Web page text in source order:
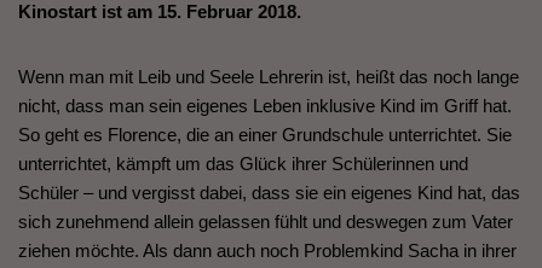
Kinostart ist am 15. Februar 2018.
Wenn man mit Leib und Seele Lehrerin ist, heißt das noch lange
nicht, dass man sein eigenes Leben inklusive Kind im Griff hat.
So geht es Florence, die an einer Grundschule unterrichtet. Sie
unterrichtet, kämpft um das Glück ihrer Schülerinnen und
Schüler – und vergisst dabei, dass sie ein eigenes Kind hat, das
sich zunehmend allein gelassen fühlt und deswegen zum Vater
ziehen möchte. Als dann auch noch Problemkind Sacha in ihrer